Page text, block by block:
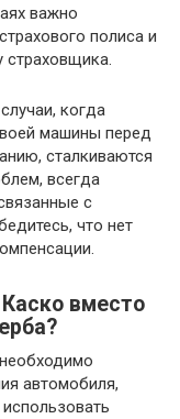
важно
полиса и
страховщика.
когда
машины перед
сталкиваются
всегда
с
что нет
вместо
автомобиля,